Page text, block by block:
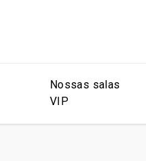
Nossas salas
VIP